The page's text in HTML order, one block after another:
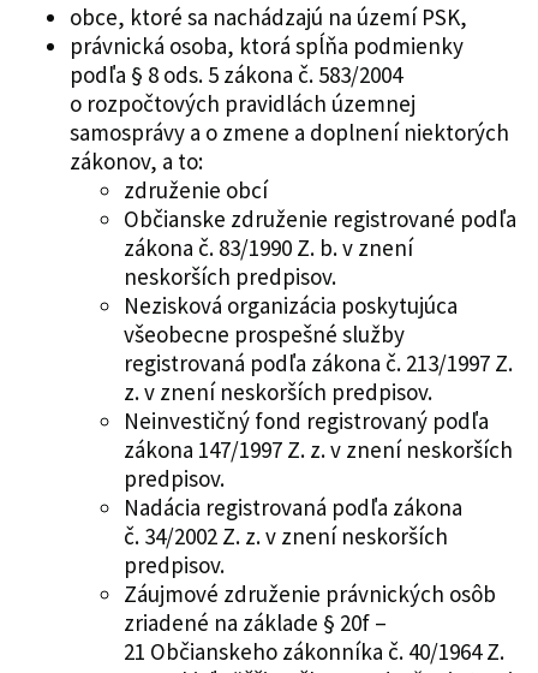
obce, ktoré sa nachádzajú na území PSK,
právnická osoba, ktorá spĺňa podmienky
podľa § 8 ods. 5 zákona č. 583/2004
o rozpočtových pravidlách územnej
samosprávy a o zmene a doplnení niektorých
zákonov, a to:
združenie obcí
Občianske združenie registrované podľa
zákona č. 83/1990 Z. b. v znení
neskorších predpisov.
Nezisková organizácia poskytujúca
všeobecne prospešné služby
registrovaná podľa zákona č. 213/1997 Z.
z. v znení neskorších predpisov.
Neinvestičný fond registrovaný podľa
zákona 147/1997 Z. z. v znení neskorších
predpisov.
Nadácia registrovaná podľa zákona
č. 34/2002 Z. z. v znení neskorších
predpisov.
Záujmové združenie právnických osôb
zriadené na základe § 20f –
21 Občianskeho zákonníka č. 40/1964 Z.